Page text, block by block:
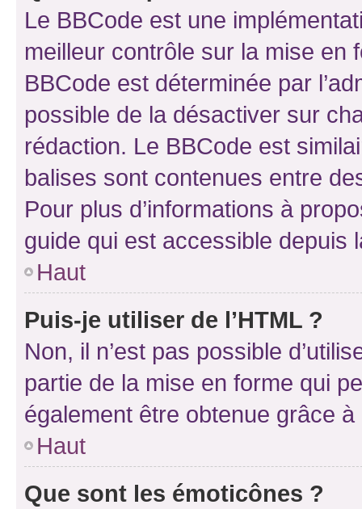
Le BBCode est une
meilleur contrôle sur la mise en
BBCode est déterminée par
possible de la désactiver sur
rédaction. Le BBCode est
balises sont contenues entre
Pour plus d’informations à
guide qui est accessible depuis
Haut
Puis-je utiliser de l’HTML ?
Non, il n’est pas possible
partie de la mise en forme qui
également être obtenue grâce à
Haut
Que sont les émoticônes ?